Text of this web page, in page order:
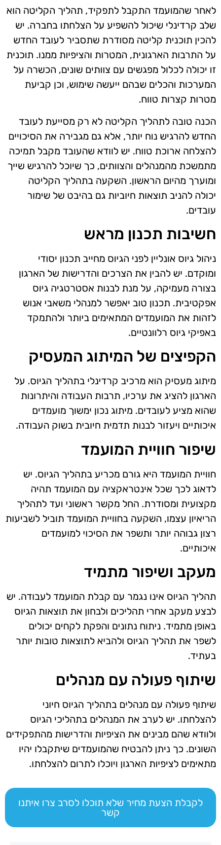
לאחר שהמועמד התקבל לתפקיד, תהליך הקליטה הוא
שלב קרדינלי שיכול להשפיע על הצלחתו בחברה. יש
להכין תוכנית קליטה מסודרת שתסביר לעובד החדש
על התרבות הארגונית, המטרות והציפיות ממנו. תוכנית
זו יכולה לכלול מפגשים עם צוותים שונים, הכשרה על
המערכות והכלים שבהם ייעשה שימוש, וכן קביעת
מטרות קצרות טווח.
הכנה טובה לתהליך הקליטה לא רק מסייעת לעובד
החדש להרגיש נוח יותר, אלא גם מגבירה את הסיכויים
להצלחה ארוכת טווח. יש לוודא שהעובד מקבל תמיכה
מתמשכת מהמנהלים והצוותים, כך שיוכל להרגיש שייך
ומוערך מהיום הראשון. השקעה בתהליך הקליטה
יכולה להניב תוצאות חיוביות גם בהיבט של שימור
עובדים.
חשיבות תכנון מראש
ניהול גיוס אונליין לפני הגיוס מחייב תכנון יסודי
ומוקדם. יש להבין את הצרכים והדרישות של הארגון
בצורה מעמיקה, על מנת לבנות אסטרטגיה גיוס
אפקטיבית. תכנון טוב יאפשר למנהלי משאבי אנוש
לזהות את המועמדים המתאימים ביותר ולהתמקד
באפיקי גיוס רלוונטיים.
הקפיצים של המיתוג המעסיק
מיתוג מעסיק הוא מרכיב קרדינלי בתהליך הגיוס. על
הארגון להציג את ערכיו, תרבות העבודה והיתרונות
שהוא מציע לעובדים. מיתוג נכון ימשוך מועמדים
איכותיים ויעזור לבנות תדמית חיובית בשוק העבודה.
שיפור חוויית המועמד
חוויית המועמד היא גורם מכריע בתהליך הגיוס. יש
לדאוג לכך שכל אינטראקציה עם המועמד תהיה
מקצועית ומסודרת. החל מקשר ראשוני ועד לתהליך
הריאיון עצמו, השקעה בחוויית המועמד תוביל לשביעות
רצון גבוהה יותר ותשפר את הסיכוי למועמדים
איכותיים.
מעקב ושיפור מתמיד
תהליך הגיוס אינו נגמר עם קבלת המועמד לעבודה. יש
לבצע מעקב אחרי תהליכים ולבחון את תוצאות הגיוס
באופן מתמיד. ניתוח נתונים והפקת לקחים יכולים
לשפר את תהליך הגיוס ולהביא לתוצאות טובות יותר
בעתיד.
שיתוף פעולה עם מנהלים
שיתוף פעולה עם מנהלים בתהליך הגיוס חיוני
להצלחתו. יש לערב את המנהלים בתהליכי הגיוס
ולוודא שהם מבינים את הציפיות והדרישות מהתפקידים
השונים. כך ניתן להבטיח שהמועמדים שיתקבלו יהיו
מתאימים לציפיות הארגון ויוכלו לתרום להצלחתו.
לקבלת הצעת מחיר שלא תוכלו לסרב צרו איתנו
קשר